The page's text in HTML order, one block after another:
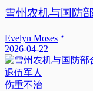
雪州农机与国防
Evelyn Moses
2026-04-22
退伍军人
伤重不治